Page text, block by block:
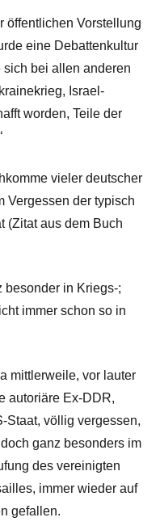
öffentlichen Vorstellung
eine Debattenkultur
bei allen anderen
Israel-
worden, Teile der
vieler deutscher
Vergessen der typisch
(Zitat aus dem Buch
besonder in Kriegs-;
immer schon so in
mittlerweile, vor lauter
autoriäre Ex-DDR,
Staat, völlig vergessen,
ganz besonders im
des vereinigten
immer wieder auf
gefallen.